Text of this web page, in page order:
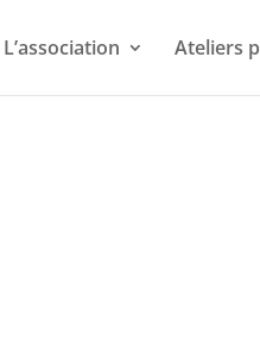
L’association Ateliers